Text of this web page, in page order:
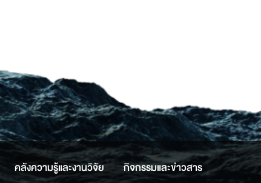
คลังความรู้และงานวิจัย กิจกรรมและข่าวสาร